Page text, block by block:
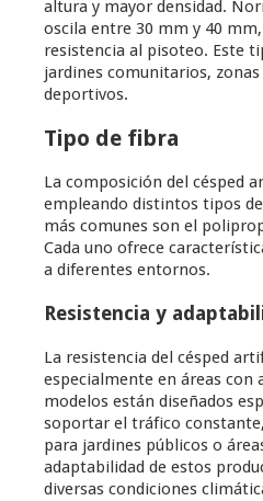
altura y mayor densidad.
oscila entre 30 mm y 40
resistencia al pisoteo. Este
jardines comunitarios,
deportivos.
Tipo de fibra
La composición del césped
empleando distintos tipos
más comunes son el
Cada uno ofrece
a diferentes entornos.
Resistencia y
La resistencia del césped
especialmente en áreas con
modelos están diseñados
soportar el tráfico
para jardines públicos o
adaptabilidad de estos
diversas condiciones